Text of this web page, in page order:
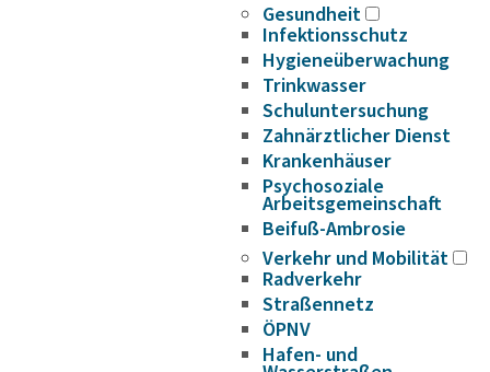
Gesundheit
Infektionsschutz
Hygieneüberwachung
Trinkwasser
Schuluntersuchung
Zahnärztlicher Dienst
Krankenhäuser
Psychosoziale
Arbeitsgemeinschaft
Beifuß-Ambrosie
Verkehr und Mobilität
Radverkehr
Straßennetz
ÖPNV
Hafen- und